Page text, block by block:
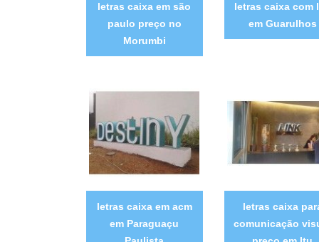
letras caixa em são
paulo preço no
Morumbi
letras caixa com
em Guarulhos
letras caixa em acm
em Paraguaçu
letras caixa
comunicação